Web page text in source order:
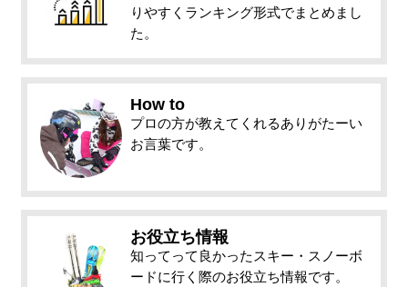
りやすくランキング形式でまとめまし
た。
How to
プロの方が教えてくれるありがたーい
お言葉です。
お役立ち情報
知ってって良かったスキー・スノーボ
ードに行く際のお役立ち情報です。